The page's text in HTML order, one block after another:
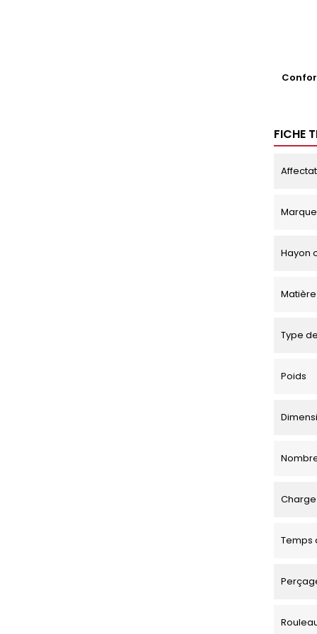
FICHE
Marque
Hayon
Matière
Type
Poids
Temps